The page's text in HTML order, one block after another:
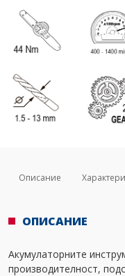
Описание
ОПИСАНИЕ
Акумулаторните
производителност,